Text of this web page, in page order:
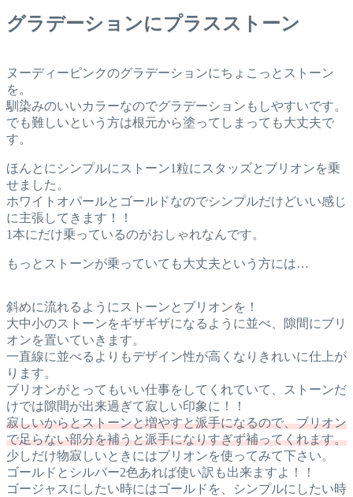
グラデーションにプラスストーン
ヌーディーピンクのグラデーションにちょこっとストーン
を。
馴染みのいいカラーなのでグラデーションもしやすいです。
でも難しいという方は根元から塗ってしまっても大丈夫で
す。
ほんとにシンプルにストーン1粒にスタッズとブリオンを乗
せました。
ホワイトオパールとゴールドなのでシンプルだけどいい感じ
に主張してきます！！
1本にだけ乗っているのがおしゃれなんです。
もっとストーンが乗っていても大丈夫という方には…
斜めに流れるようにストーンとブリオンを！
大中小のストーンをギザギザになるように並べ、隙間にブリ
オンを置いていきます。
一直線に並べるよりもデザイン性が高くなりきれいに仕上が
ります。
ブリオンがとってもいい仕事をしてくれていて、ストーンだ
けでは隙間が出来過ぎて寂しい印象に！！
寂しいからとストーンと増やすと派手になるので、ブリオン
で足らない部分を補うと派手になりすぎず補ってくれます。
少しだけ物寂しいときにはブリオンを使ってみて下さい。
ゴールドとシルバー2色あれば使い訳も出来ますよ！！
ゴージャスにしたい時にはゴールドを、シンプルにしたい時